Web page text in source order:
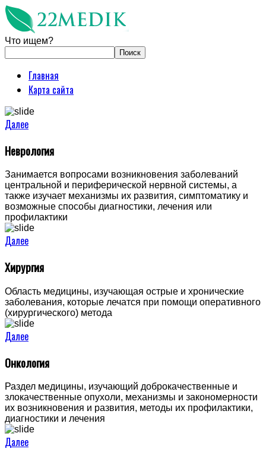
Что ищем?
Главная
Карта сайта
Далее
Неврология
Занимается вопросами возникновения заболеваний
центральной и периферической нервной системы, а
также изучает механизмы их развития, симптоматику и
возможные способы диагностики, лечения или
профилактики
Далее
Хирургия
Область медицины, изучающая острые и хронические
заболевания, которые лечатся при помощи оперативного
(хирургического) метода
Далее
Онкология
Раздел медицины, изучающий доброкачественные и
злокачественные опухоли, механизмы и закономерности
их возникновения и развития, методы их профилактики,
диагностики и лечения
Далее